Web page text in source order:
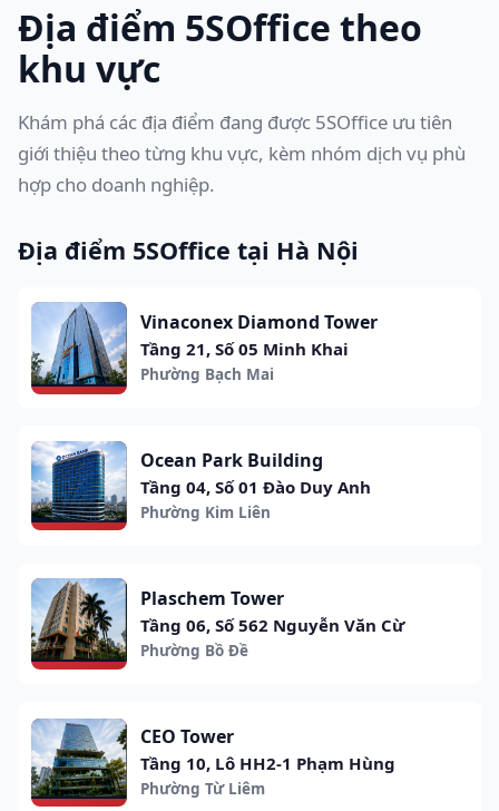
Địa điểm 5SOffice theo
khu vực
Khám phá các địa điểm đang được 5SOffice ưu tiên
giới thiệu theo từng khu vực, kèm nhóm dịch vụ phù
hợp cho doanh nghiệp.
Địa điểm 5SOffice tại Hà Nội
Vinaconex Diamond Tower
Tầng 21, Số 05 Minh Khai
Phường Bạch Mai
Ocean Park Building
Tầng 04, Số 01 Đào Duy Anh
Phường Kim Liên
Plaschem Tower
Tầng 06, Số 562 Nguyễn Văn Cừ
Phường Bồ Đề
CEO Tower
Tầng 10, Lô HH2-1 Phạm Hùng
Phường Từ Liêm